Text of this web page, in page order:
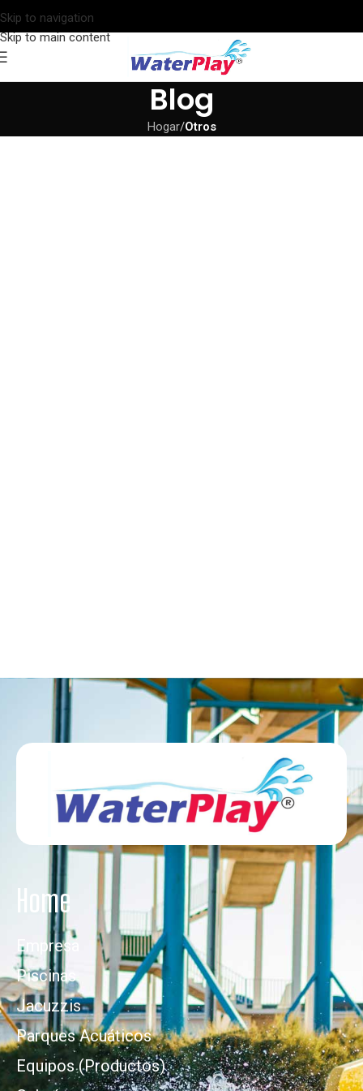
Skip to navigation
Skip to main content
Blog
Hogar/Otros
Home
Empresa
Piscinas
Jacuzzis
Parques Acuáticos
Equipos (Productos)